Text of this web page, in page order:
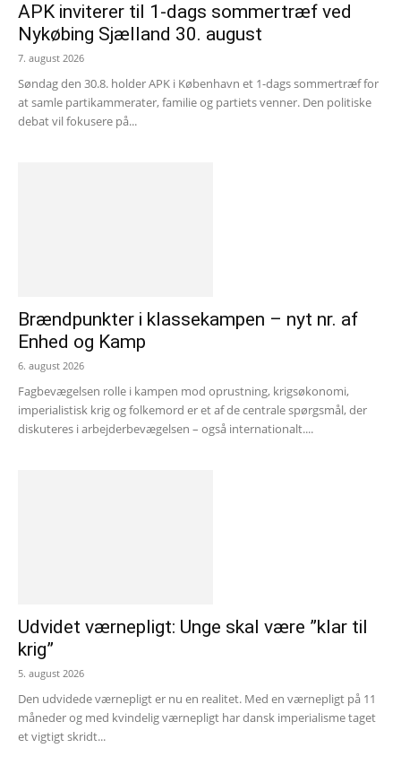
APK inviterer til 1-dags sommertræf ved
Nykøbing Sjælland 30. august
7. august 2026
Søndag den 30.8. holder APK i København et 1-dags sommertræf for
at samle partikammerater, familie og partiets venner. Den politiske
debat vil fokusere på...
Brændpunkter i klassekampen – nyt nr. af
Enhed og Kamp
6. august 2026
Fagbevægelsen rolle i kampen mod oprustning, krigsøkonomi,
imperialistisk krig og folkemord er et af de centrale spørgsmål, der
diskuteres i arbejderbevægelsen – også internationalt....
Udvidet værnepligt: Unge skal være ”klar til
krig”
5. august 2026
Den udvidede værnepligt er nu en realitet. Med en værnepligt på 11
måneder og med kvindelig værnepligt har dansk imperialisme taget
et vigtigt skridt...